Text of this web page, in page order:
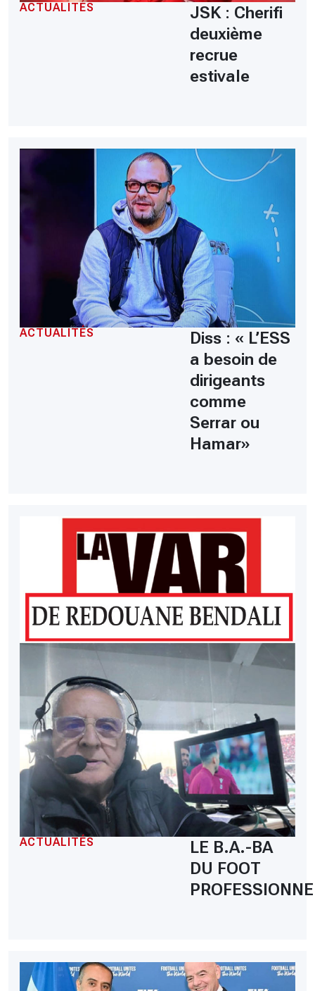
ACTUALITÉS
JSK : Cherifi
deuxième
recrue
estivale
ACTUALITÉS
Diss : « L’ESS
a besoin de
dirigeants
comme
Serrar ou
Hamar»
ACTUALITÉS
LE B.A.-BA
DU FOOT